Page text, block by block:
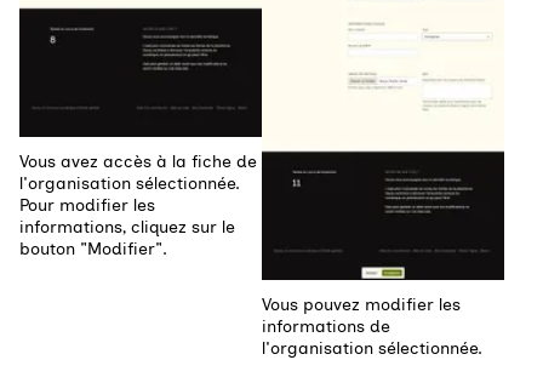
Vous avez accès à la fiche de
l'organisation sélectionnée.
Pour modifier les
informations, cliquez sur le
bouton "Modifier".
Vous pouvez modifier les
informations de
l'organisation sélectionnée.